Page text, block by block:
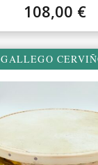
108,00 €
GALLEGO